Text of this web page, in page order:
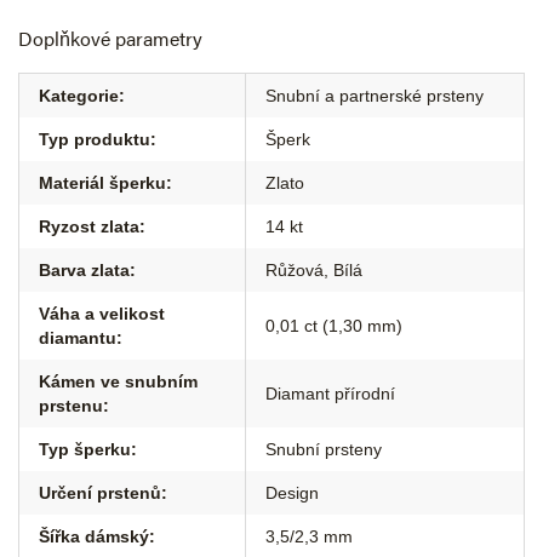
Doplňkové parametry
Kategorie: Snubní a partnerské prsteny
Typ produktu: Šperk
Materiál šperku: Zlato
Ryzost zlata: 14 kt
Barva zlata: Růžová Bílá
Váha a velikost
diamantu:
0,01 ct (1,30 mm)
Kámen ve snubním
prstenu:
Diamant přírodní
Typ šperku: Snubní prsteny
Určení prstenů: Design
Šířka dámský: 3,5/2,3 mm